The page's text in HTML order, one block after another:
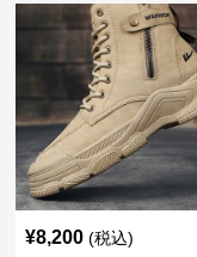
¥8,200 (税込)